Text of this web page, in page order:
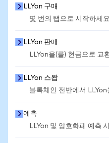
LLYon 구매
몇 번의 탭으로 시작하세
LLYon 판매
LLYon을(를) 현금으로 교
LLYon 스왑
블록체인 전반에서
예측
LLYon 및 암호화폐 예측